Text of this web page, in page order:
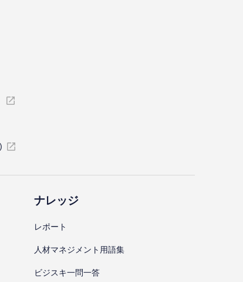
ナレッジ
レポート
⼈材マネジメント⽤語集
ビジスキ⼀問⼀答